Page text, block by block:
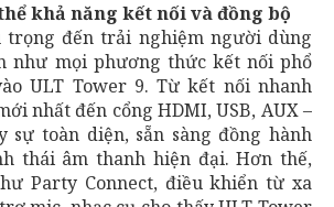
khả năng kết nối và đồng bộ
trọng đến trải nghiệm người dùng
như mọi phương thức kết nối phổ
ULT Tower 9. Từ kết nối nhanh
nhất đến cổng HDMI, USB, AUX –
sự toàn diện, sẵn sàng đồng hành
thái âm thanh hiện đại. Hơn thế,
Party Connect, điều khiển từ xa